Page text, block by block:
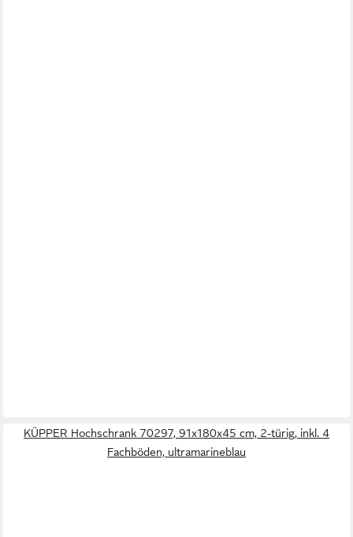
KÜPPER Hochschrank 70297, 91x180x45 cm, 2-türig, inkl. 4
Fachböden, ultramarineblau